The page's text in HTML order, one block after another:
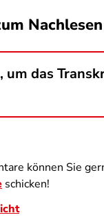
Nachlesen
um das
können Sie
schicken!